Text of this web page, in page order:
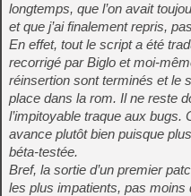
longtemps, que l’on avait
et que j’ai finalement repris,
En effet, tout le script a été
recorrigé par Biglo et moi-
réinsertion sont terminés et le
place dans la rom. Il ne reste
l’impitoyable traque aux bugs.
avance plutôt bien puisque
béta-testée.
Bref, la sortie d’un premier
les plus impatients, pas